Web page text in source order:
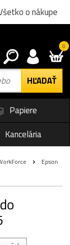
o nákupe
0
Papiere
Kancelária
Epson